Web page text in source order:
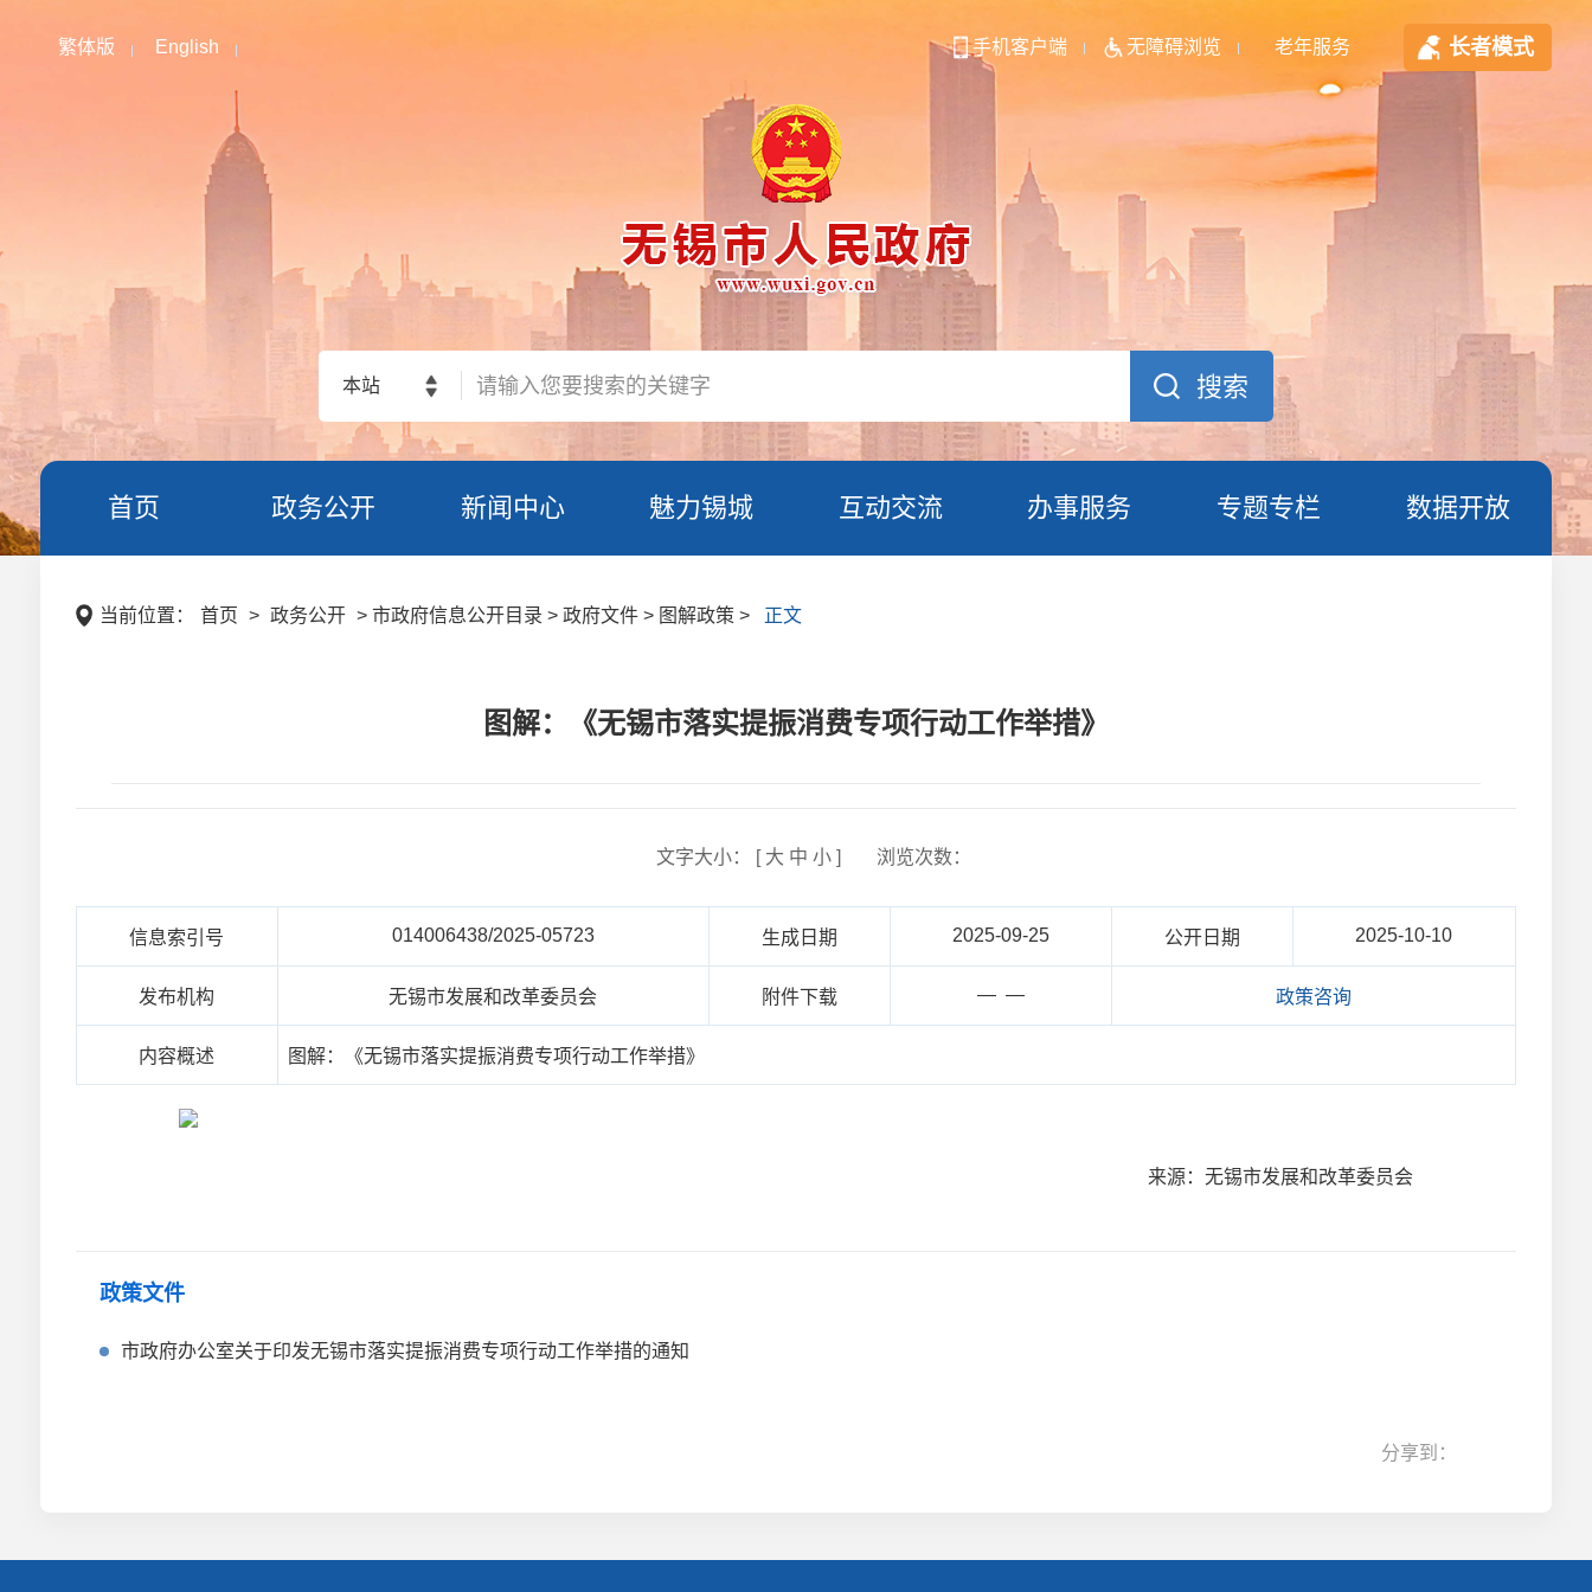
繁体版 English 手机客户端 无障碍浏览 老年服务 长者模式
本站
首页 政务公开 新闻中心 魅力锡城 互动交流 办事服务 专题专栏 数据开放
当前位置： 首页 > 政务公开 > 市政府信息公开目录 > 政府文件 > 图解政策 > 正文
图解：《无锡市落实提振消费专项行动工作举措》
文字大小： [ 大 中 小] 浏览次数：
信息索引号 014006438/2025-05723 生成日期 2025-09-25 公开日期 2025-10-10
发布机构 无锡市发展和改革委员会 附件下载 — — 政策咨询
内容概述 图解：《无锡市落实提振消费专项行动工作举措》
来源：无锡市发展和改革委员会
政策文件
市政府办公室关于印发无锡市落实提振消费专项行动工作举措的通知
分享到：